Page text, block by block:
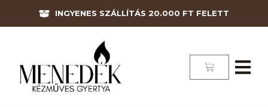
INGYENES SZÁLLÍTÁS 20.000 FT FELETT